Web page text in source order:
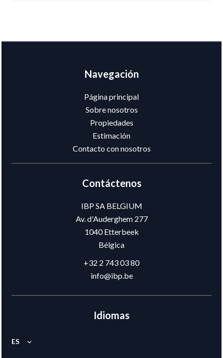
Navegación
Página principal
Sobre nosotros
Propiedades
Estimación
Contacto con nosotros
Contáctenos
IBP SA BELGIUM
Av. d'Auderghem 277
1040Etterbeek
Bélgica
+32 2 743 03 80
info@ibp.be
Idiomas
ES